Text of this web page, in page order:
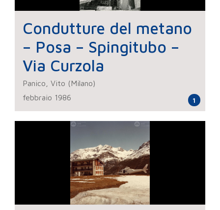
Condutture del metano
– Posa – Spingitubo –
Via Curzola
Panico, Vito (Milano)
febbraio 1986
1